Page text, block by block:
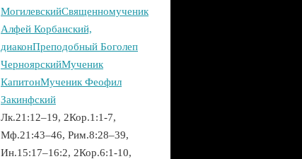
МогилевскийСвященномученик
Алфей Корбанский,
диаконПреподобный Боголеп
ЧерноярскийМученик
КапитонМученик Феофил
Закинфский
Лк.21:12–19, 2Кор.1:1-7,
Мф.21:43–46, Рим.8:28–39,
Ин.15:17–16:2, 2Кор.6:1-10,